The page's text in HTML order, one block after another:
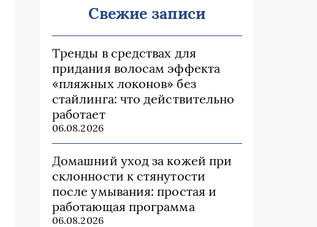
Свежие записи
Тренды в средствах для
придания волосам эффекта
«пляжных локонов» без
стайлинга: что действительно
работает
06.08.2026
Домашний уход за кожей при
склонности к стянутости
после умывания: простая и
работающая программа
06.08.2026